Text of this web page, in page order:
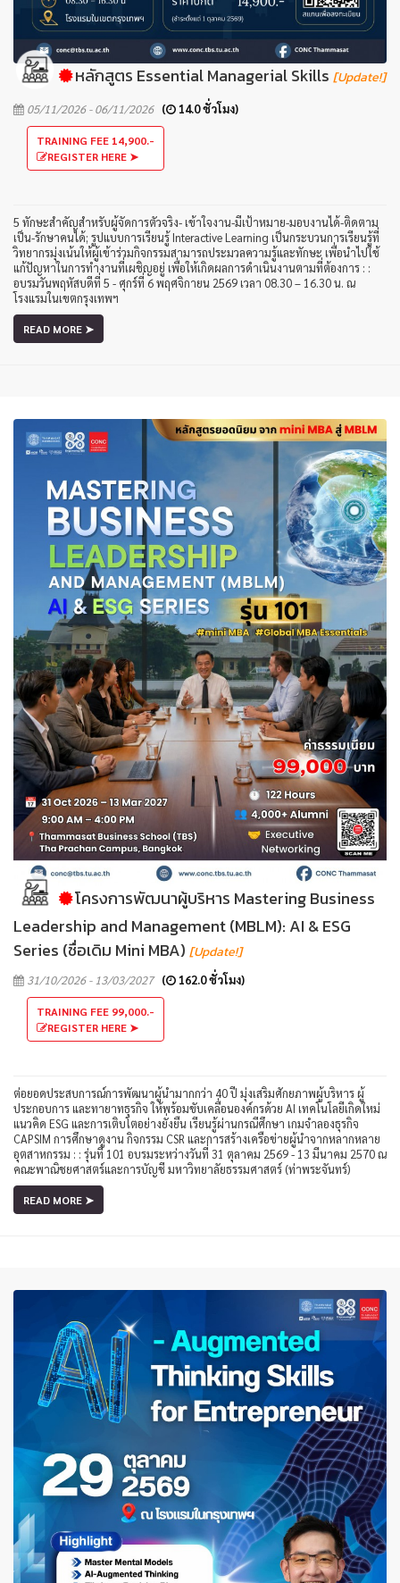
หลักสูตร Essential Managerial Skills [Update!]
05/11/2026 - 06/11/2026 ( 14.0 ชั่วโมง)
TRAINING FEE 14,900.-
REGISTER HERE ➤
5 ทักษะสำคัญสำหรับผู้จัดการตัวจริง- เข้าใจงาน-มีเป้าหมาย-มอบงานได้-ติดตาม
เป็น-รักษาคนได้; รูปแบบการเรียนรู้ Interactive Learning เป็นกระบวนการเรียนรู้ที่
วิทยากรมุ่งเน้นให้ผู้เข้าร่วมกิจกรรมสามารถประมวลความรู้และทักษะ เพื่อนำไปใช้
แก้ปัญหาในการทำงานที่เผชิญอยู่ เพื่อให้เกิดผลการดำเนินงานตามที่ต้องการ : :
อบรมวันพฤหัสบดีที่ 5 - ศุกร์ที่ 6 พฤศจิกายน 2569 เวลา 08.30 – 16.30 น. ณ
โรงแรมในเขตกรุงเทพฯ
READ MORE ➤
โครงการพัฒนาผู้บริหาร Mastering Business
Leadership and Management (MBLM): AI & ESG
Series (ชื่อเดิม Mini MBA) [Update!]
31/10/2026 - 13/03/2027 ( 162.0 ชั่วโมง)
TRAINING FEE 99,000.-
REGISTER HERE ➤
ต่อยอดประสบการณ์การพัฒนาผู้นำมากกว่า 40 ปี มุ่งเสริมศักยภาพผู้บริหาร ผู้
ประกอบการ และทายาทธุรกิจ ให้พร้อมขับเคลื่อนองค์กรด้วย AI เทคโนโลยีเกิดใหม่
แนวคิด ESG และการเติบโตอย่างยั่งยืน เรียนรู้ผ่านกรณีศึกษา เกมจำลองธุรกิจ
CAPSIM การศึกษาดูงาน กิจกรรม CSR และการสร้างเครือข่ายผู้นำจากหลากหลาย
อุตสาหกรรม : : รุ่นที่ 101 อบรมระหว่างวันที่ 31 ตุลาคม 2569 - 13 มีนาคม 2570 ณ
คณะพาณิชยศาสตร์และการบัญชี มหาวิทยาลัยธรรมศาสตร์ (ท่าพระจันทร์)
READ MORE ➤